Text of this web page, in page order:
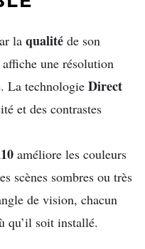
la qualité de son
affiche une résolution
La technologie Direct
et des contrastes
améliore les couleurs
scènes sombres ou très
de vision, chacun
qu’il soit installé.